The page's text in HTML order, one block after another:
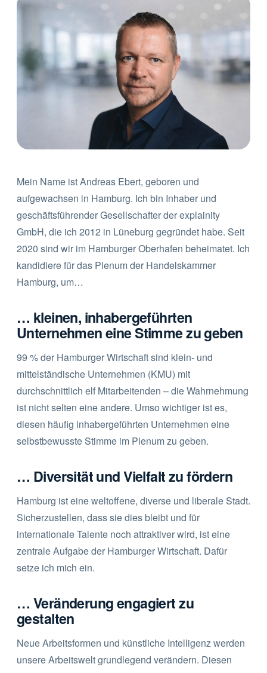
Mein Name ist Andreas Ebert, geboren und
aufgewachsen in Hamburg. Ich bin Inhaber und
geschäftsführender Gesellschafter der explainity
GmbH, die ich 2012 in Lüneburg gegründet habe. Seit
2020 sind wir im Hamburger Oberhafen beheimatet. Ich
kandidiere für das Plenum der Handelskammer
Hamburg, um…
… kleinen, inhabergeführten
Unternehmen eine Stimme zu geben
99 % der Hamburger Wirtschaft sind klein- und
mittelständische Unternehmen (KMU) mit
durchschnittlich elf Mitarbeitenden – die Wahrnehmung
ist nicht selten eine andere. Umso wichtiger ist es,
diesen häufig inhabergeführten Unternehmen eine
selbstbewusste Stimme im Plenum zu geben.
… Diversität und Vielfalt zu fördern
Hamburg ist eine weltoffene, diverse und liberale Stadt.
Sicherzustellen, dass sie dies bleibt und für
internationale Talente noch attraktiver wird, ist eine
zentrale Aufgabe der Hamburger Wirtschaft. Dafür
setze ich mich ein.
… Veränderung engagiert zu
gestalten
Neue Arbeitsformen und künstliche Intelligenz werden
unsere Arbeitswelt grundlegend verändern. Diesen